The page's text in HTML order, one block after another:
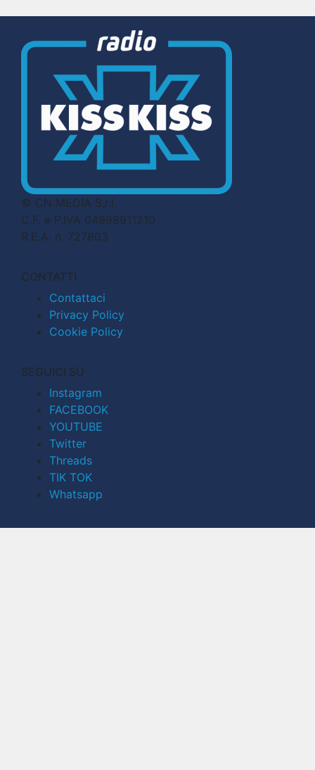
© CN MEDIA S.r.l.
C.F. e P.IVA 04998911210
R.E.A. n. 727803
CONTATTI
Contattaci
Privacy Policy
Cookie Policy
SEGUICI SU
Instagram
FACEBOOK
YOUTUBE
Twitter
Threads
TIK TOK
Whatsapp